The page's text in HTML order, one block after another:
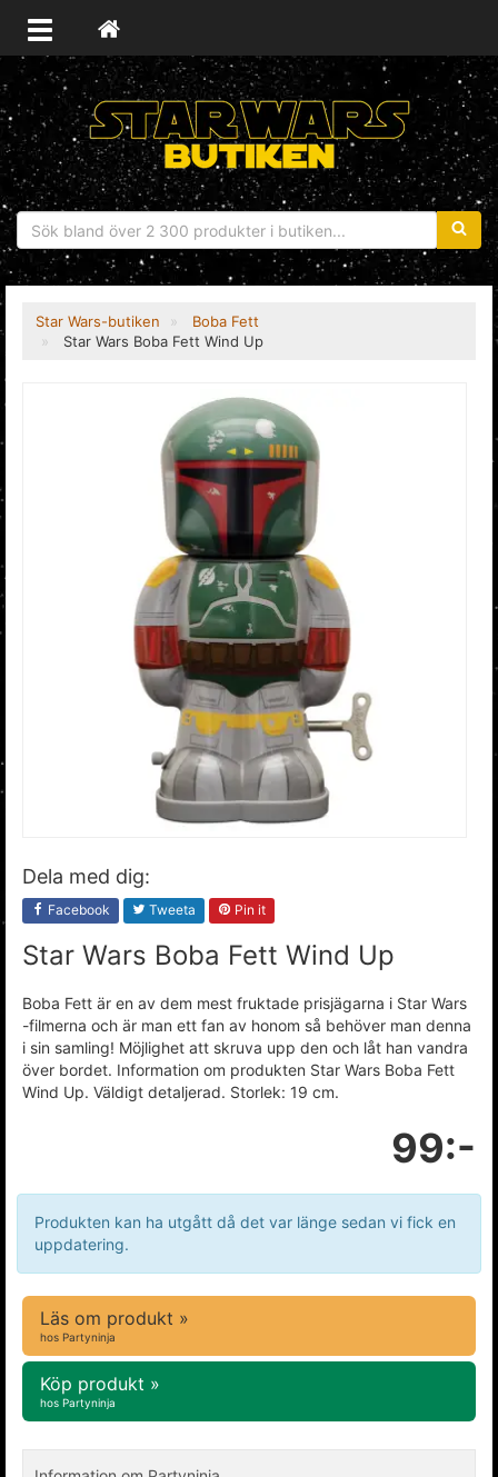
Star Wars-butiken
Boba Fett
Star Wars Boba Fett Wind Up
Dela med dig:
Facebook Tweeta Pin it
Star Wars Boba Fett Wind Up
Boba Fett är en av dem mest fruktade prisjägarna i Star Wars
-filmerna och är man ett fan av honom så behöver man denna
i sin samling! Möjlighet att skruva upp den och låt han vandra
över bordet. Information om produkten Star Wars Boba Fett
Wind Up. Väldigt detaljerad. Storlek: 19 cm.
99:-
Produkten kan ha utgått då det var länge sedan vi fick en
uppdatering.
Läs om produkt »
hos Partyninja
Köp produkt »
hos Partyninja